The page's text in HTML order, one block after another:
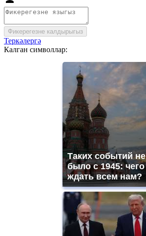
Фикерегезне калдырыгыз
Теркәлергә
Калган символлар:
Таких событий не
было с 1945: чего
ждать всем нам?